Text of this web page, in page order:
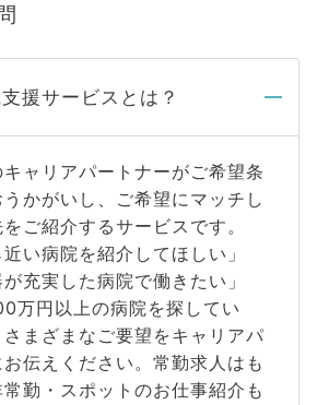
援サービスとは？
ャリアパートナーがご希望条
かがいし、ご希望にマッチし
ご紹介するサービスです。
近い病院を紹介してほしい」
が充実した病院で働きたい」
万円以上の病院を探してい
さまざまなご要望をキャリアパ
伝えください。常勤求人はも
勤・スポットのお仕事紹介も